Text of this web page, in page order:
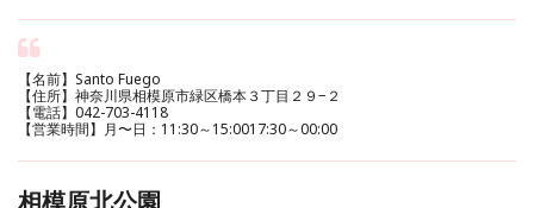
【名前】Santo Fuego
【住所】神奈川県相模原市緑区橋本３丁目２９−２
【電話】042-703-4118
【営業時間】月〜日：11:30～15:0017:30～00:00